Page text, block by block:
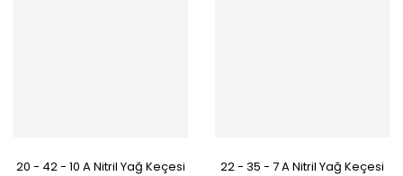
20 - 42 - 10 A Nitril Yağ Keçesi 22 - 35 - 7 A Nitril Yağ Keçesi